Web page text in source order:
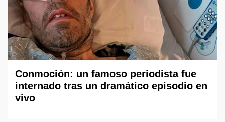
Conmoción: un famoso periodista fue
internado tras un dramático episodio en
vivo